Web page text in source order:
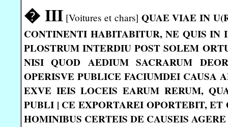
� III[Voitures et chars] QUAE VIAE IN
CONTINENTI HABITABITUR, NE QUIS IN
PLOSTRUM INTERDIU POST SOLEM
NISI QUOD AEDIUM SACRARUM
OPERISVE PUBLICE FACIUMDEI CAUSA
EXVE IEIS LOCEIS EARUM RERUM,
PUBLI | CE EXPORTAREI OPORTEBIT,
HOMINIBUS CERTEIS DE CAUSEIS